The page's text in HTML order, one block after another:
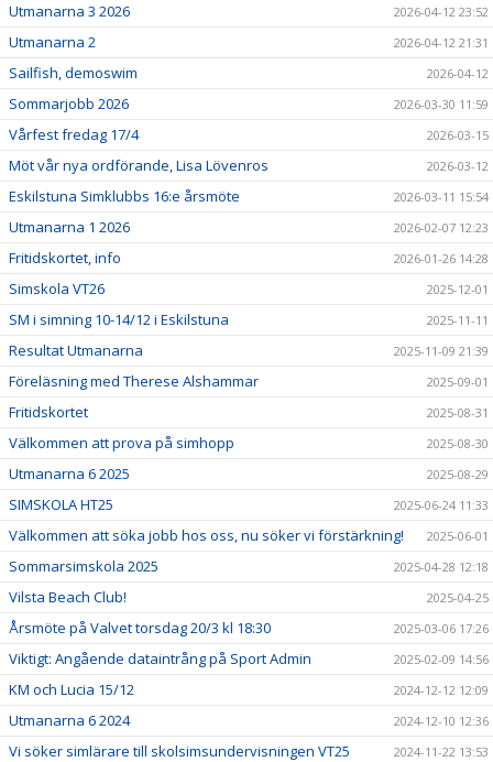
Utmanarna 3 2026 2026-04-12 23:52
Utmanarna 2 2026-04-12 21:31
Sailfish, demoswim 2026-04-12
Sommarjobb 2026 2026-03-30 11:59
Vårfest fredag 17/4 2026-03-15
Möt vår nya ordförande, Lisa Lövenros 2026-03-12
Eskilstuna Simklubbs 16:e årsmöte 2026-03-11 15:54
Utmanarna 1 2026 2026-02-07 12:23
Fritidskortet, info 2026-01-26 14:28
Simskola VT26 2025-12-01
SM i simning 10-14/12 i Eskilstuna 2025-11-11
Resultat Utmanarna 2025-11-09 21:39
Föreläsning med Therese Alshammar 2025-09-01
Fritidskortet 2025-08-31
Välkommen att prova på simhopp 2025-08-30
Utmanarna 6 2025 2025-08-29
SIMSKOLA HT25 2025-06-24 11:33
Välkommen att söka jobb hos oss, nu söker vi förstärkning! 2025-06-01
Sommarsimskola 2025 2025-04-28 12:18
Vilsta Beach Club! 2025-04-25
Årsmöte på Valvet torsdag 20/3 kl 18:30 2025-03-06 17:26
Viktigt: Angående dataintrång på Sport Admin 2025-02-09 14:56
KM och Lucia 15/12 2024-12-12 12:09
Utmanarna 6 2024 2024-12-10 12:36
Vi söker simlärare till skolsimsundervisningen VT25 2024-11-22 13:53